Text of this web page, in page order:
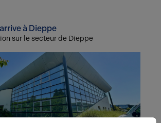
à Dieppe
sur le secteur de Dieppe